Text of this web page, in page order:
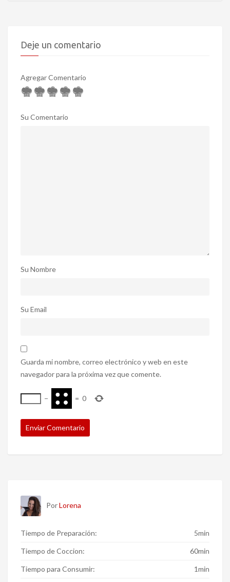
Deje un comentario
Agregar Comentario
Su Comentario
Su Nombre
Su Email
Guarda mi nombre, correo electrónico y web en este
navegador para la próxima vez que comente.
− = 0
PorLorena
Tiempo de Preparación: 5min
Tiempo de Coccion: 60min
Tiempo para Consumir: 1min